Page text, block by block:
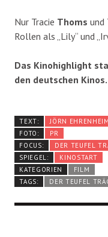
Nur Tracie Thoms und
Rollen als „Lily“ und
Das Kinohighlight
den deutschen Kinos.
TEXT:
JÖRN EHRENHEIM
FOTO:
PR
FOCUS:
DER TEUFEL
SPIEGEL:
KINOSTART
KATEGORIEN
FILM
TAGS:
DER TEUFEL